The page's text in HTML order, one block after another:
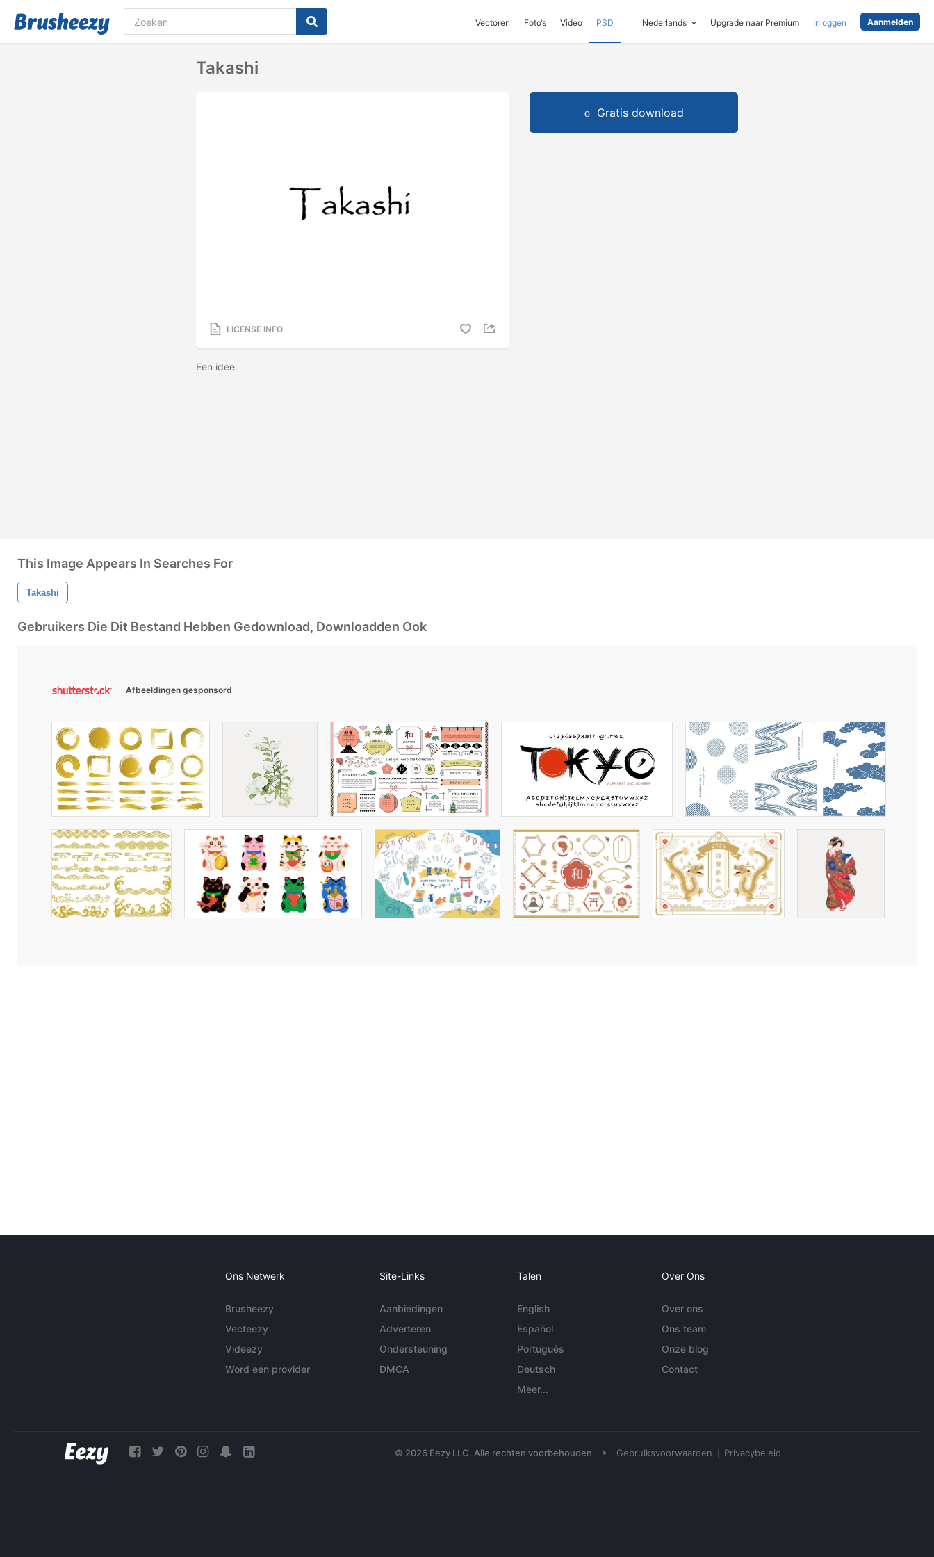
Vectoren Foto‘s Video PSD Nederlands Upgrade naar Premium Inloggen Aanmelden
Takashi
LICENSE INFO
Een idee
Gratis download
This Image Appears In Searches For
Takashi
Gebruikers Die Dit Bestand Hebben Gedownload, Downloadden Ook
Afbeeldingen gesponsord
Ons Netwerk
Brusheezy
Vecteezy
Videezy
Word een provider
Site-Links
Aanbiedingen
Adverteren
Ondersteuning
DMCA
Talen
English
Español
Português
Deutsch
Meer...
Over Ons
Over ons
Ons team
Onze blog
Contact
© 2026 Eezy LLC. Alle rechten voorbehouden • Gebruiksvoorwaarden Privacybeleid